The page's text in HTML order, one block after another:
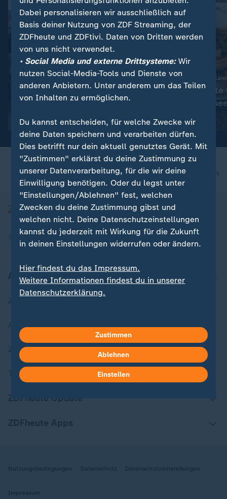
Gesellschaft | Volle Kanne:
Krautfleckerl mit Spitzkohl
Video
Gesellschaft | Volle
Königin-Pastete
Video 5:21
nach oben
Aktuell bei ZDFheute
Aktuelle Sendungs-Videos
ZDFheute Stories
Themen im Überblick
ZDFheute Update
Nutzungsbedingungen Datenschutz Datenschutzeinstellungen
Impressum
Dabei personalisieren wir ausschließlich auf
Basis deiner Nutzung von ZDF Streaming, der
ZDFheute und ZDFtivi. Daten von Dritten werden
von uns nicht verwendet.
• Social Media und externe Drittsysteme:Wir
nutzen Social-Media-Tools und Dienste von
anderen Anbietern. Unter anderem um das Teilen
von Inhalten zu ermöglichen.
Du kannst entscheiden, für welche Zwecke wir
deine Daten speichern und verarbeiten dürfen.
Dies betrifft nur dein aktuell genutztes Gerät. Mit
"Zustimmen" erklärst du deine Zustimmung zu
unserer Datenverarbeitung, für die wir deine
Einwilligung benötigen. Oder du legst unter
"Einstellungen/Ablehnen" fest, welchen
Zwecken du deine Zustimmung gibst und
welchen nicht. Deine Datenschutzeinstellungen
kannst du jederzeit mit Wirkung für die Zukunft
in deinen Einstellungen widerrufen oder ändern.
Hier findest du das Impressum.
Weitere Informationen findest du in unserer
Datenschutzerklärung.
Zustimmen
Ablehnen
Einstellen